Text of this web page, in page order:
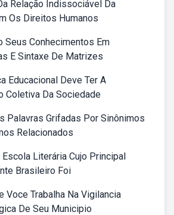
Relação Indissociável Da
Os Direitos Humanos
Seus Conhecimentos Em
E Sintaxe De Matrizes
Educacional Deve Ter A
Coletiva Da Sociedade
Palavras Grifadas Por Sinônimos
Relacionados
Literária Cujo Principal
Brasileiro Foi
Voce Trabalha Na Vigilancia
De Seu Municipio